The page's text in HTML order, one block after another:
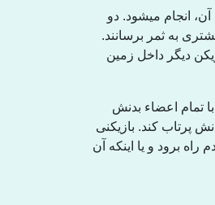
انجام میشود. دو
بە ثمر برسانند.
دارد، کە یکی از آنها از دروازە محافظت میکند (دروازەبان) و ٦ بازیکن دیگر داخل زمین
تمام اعضاء بدنش
پرتاب کند. بازیکنی
راە برود و یا اینکە آن